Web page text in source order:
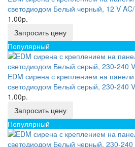
светодиодом Белый черный, 12 V
1.00р.
Запросить цену
Популярный
EDM сирена с креплением на
светодиодом Белый серый, 230-240
1.00р.
Запросить цену
Популярный